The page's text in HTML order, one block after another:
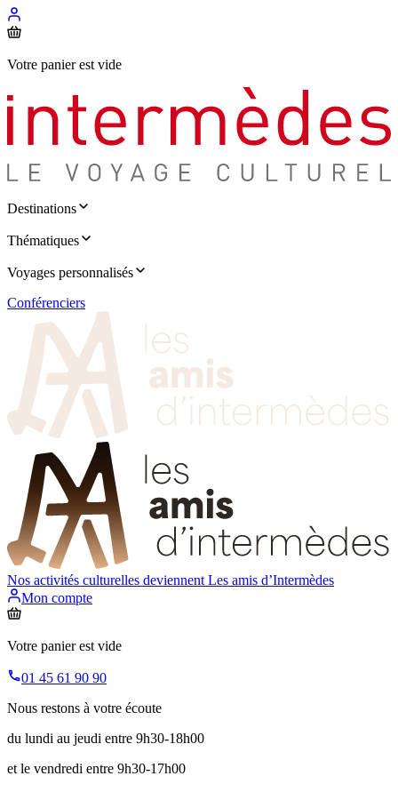
Votre panier est vide
Destinations
Thématiques
Voyages personnalisés
Conférenciers
Nos activités culturelles deviennent Les amis d’Intermèdes
Mon compte
Votre panier est vide
01 45 61 90 90
Nous restons à votre écoute
du lundi au jeudi entre 9h30-18h00
et le vendredi entre 9h30-17h00